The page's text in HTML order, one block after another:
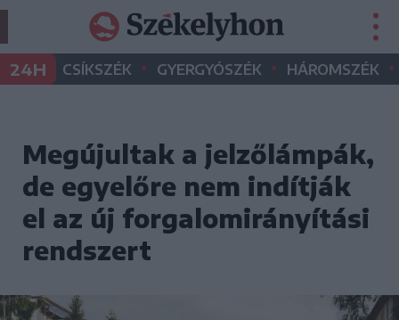
24H CSÍKSZÉK • GYERGYÓSZÉK • HÁROMSZÉK •
Megújultak a jelzőlámpák,
de egyelőre nem indítják
el az új forgalomirányítási
rendszert